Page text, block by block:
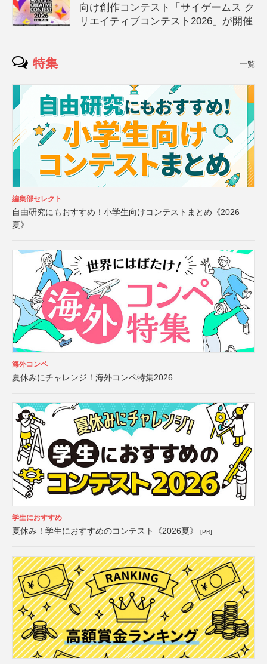
向け創作コンテスト「サイゲームス ク
リエイティブコンテスト2026」が開催
特集 一覧
編集部セレクト
自由研究にもおすすめ！小学生向けコンテストまとめ《2026
夏》
海外コンペ
夏休みにチャレンジ！海外コンペ特集2026
学生におすすめ
夏休み！学生におすすめのコンテスト《2026夏》 [PR]